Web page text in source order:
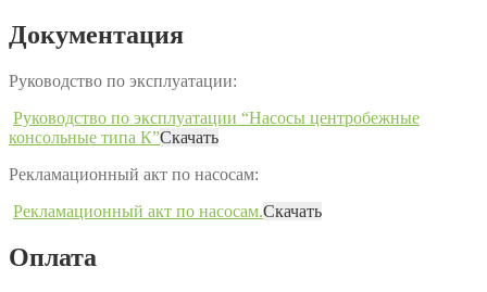
Документация
Руководство по эксплуатации:
Руководство по эксплуатации “Насосы центробежные
консольные типа К”Скачать
Рекламационный акт по насосам:
Рекламационный акт по насосам.Скачать
Оплата